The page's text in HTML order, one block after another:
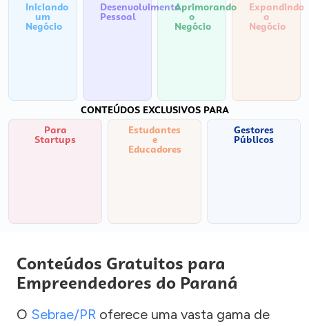
Iniciando
um
Negócio
Desenvolvimento
Pessoal
Aprimorando
o
Negócio
Expandindo
o
Negócio
CONTEÚDOS EXCLUSIVOS PARA
Para
Startups
Estudantes
e
Educadores
Gestores
Públicos
Conteúdos Gratuitos para
Empreendedores do Paraná
O Sebrae/PR oferece uma vasta gama de